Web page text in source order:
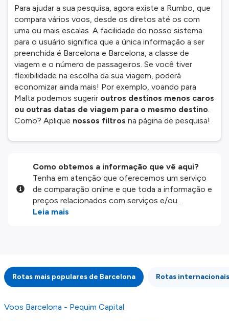
Para ajudar a sua pesquisa, agora existe a Rumbo, que
compara vários voos, desde os diretos até os com
uma ou mais escalas. A facilidade do nosso sistema
para o usuário significa que a única informação a ser
preenchida é Barcelona e Barcelona, a classe de
viagem e o número de passageiros. Se você tiver
flexibilidade na escolha da sua viagem, poderá
economizar ainda mais! Por exemplo, voando para
Malta podemos sugerir outros destinos menos caros
ou outras datas de viagem para o mesmo destino.
Como? Aplique nossos filtros na página de pesquisa!
Como obtemos a informação que vê aqui?
Tenha em atenção que oferecemos um serviço
de comparação online e que toda a informação e
preços relacionados com serviços e/ou
produtos disponíveis no nosso website são
integridade ou pela precisão da informação
publicada, por isso verifique com atenção todas
as condições no website do parceiro antes de
fazer uma reserva. Para mais detalhes verifique
os nossos Termos e Condições
Leia mais
Rotas mais populares de Barcelona Rotas
Voos Barcelona - Pequim Capital